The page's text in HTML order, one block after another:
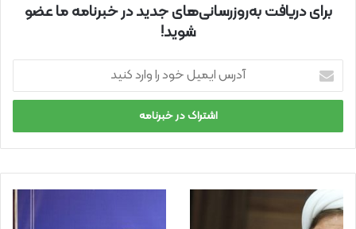
برای دریافت به‌روزرسانی‌های جدید در خبرنامه ما عضو
شوید!
ر
ا
ی
ل
خ